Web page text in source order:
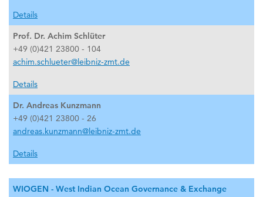
Details
Prof. Dr. Achim Schlüter
+49 (0)421 23800 - 104
achim.schlueter@leibniz-zmt.de
Details
Dr. Andreas Kunzmann
+49 (0)421 23800 - 26
andreas.kunzmann@leibniz-zmt.de
Details
WIOGEN - West Indian Ocean Governance & Exchange